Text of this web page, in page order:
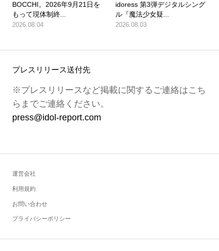
BOCCHI。2026年9月21日を
もって現体制終...
2026.08.04
idoress 第3弾デジタルシング
ル『魔法少女疑...
2026.08.03
プレスリリース送付先
※プレスリリースなど掲載に関するご連絡はこち
らまでご連絡ください。
press@idol-report.com
運営会社
利用規約
お問い合わせ
プライバシーポリシー